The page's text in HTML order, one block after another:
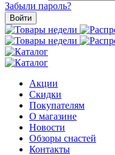
Забыли пароль?
Войти
Акции
Скидки
Покупателям
О магазине
Новости
Обзоры снастей
Контакты